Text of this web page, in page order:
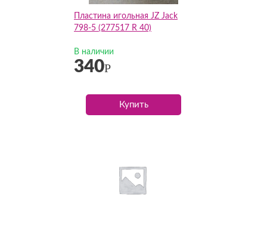
Пластина игольная JZ Jack
798-5 (277517 R 40)
В наличии
340Р
Купить